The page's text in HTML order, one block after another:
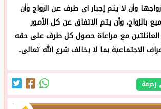
وأن لا يتم إجبار اى طرف عن الزواج وأن
بالزواج، وأن يتم الاتفاق عن كل الأمور
العائلتين مع مراعاة حصول كل طرف على حقه
الاجتماعية بما لا يخالف شرع الله تعالى.
زخرفة